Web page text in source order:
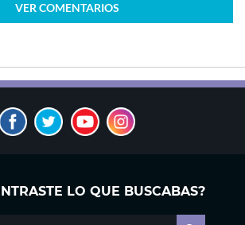
VER COMENTARIOS
LO QUE BUSCABAS?